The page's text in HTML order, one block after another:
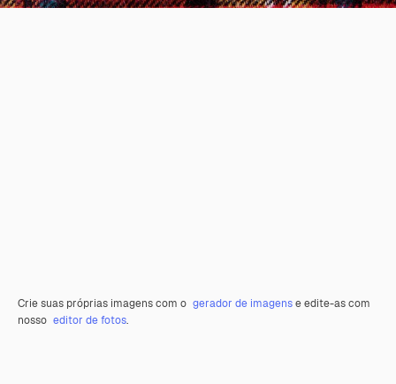
Crie suas próprias imagens com o gerador de imagense edite-as com
nosso editor de fotos.